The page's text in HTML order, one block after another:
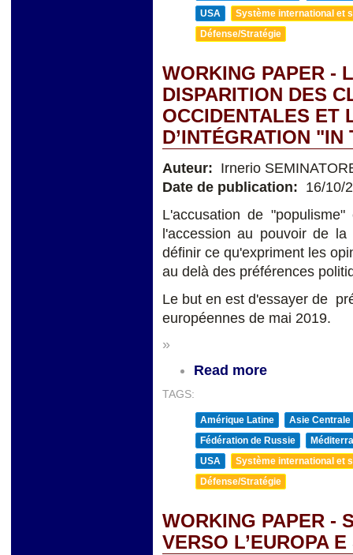
USA
Système international et
Défense/Stratégie
WORKING PAPER -
DISPARITION DES
OCCIDENTALES ET
D’INTÉGRATION
Auteur: Irnerio
Date de publication: 16/10/
L'accusation de
l'accession au pouvoir de
définir ce qu'expriment les
au delà des préférences
Le but en est d'essayer de
européennes de mai 2019.
»
Read more
TAGS:
Amérique Latine
Asie Centrale
Fédération de Russie
USA
Système international et
Défense/Stratégie
WORKING PAPER -
VERSO L’EUROPA